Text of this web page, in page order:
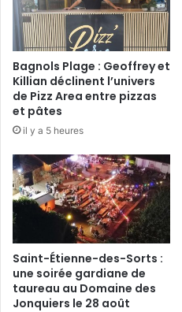
Bagnols Plage : Geoffrey et
Killian déclinent l’univers
de Pizz Area entre pizzas
et pâtes
il y a 5 heures
Saint-Étienne-des-Sorts :
une soirée gardiane de
taureau au Domaine des
Jonquiers le 28 août